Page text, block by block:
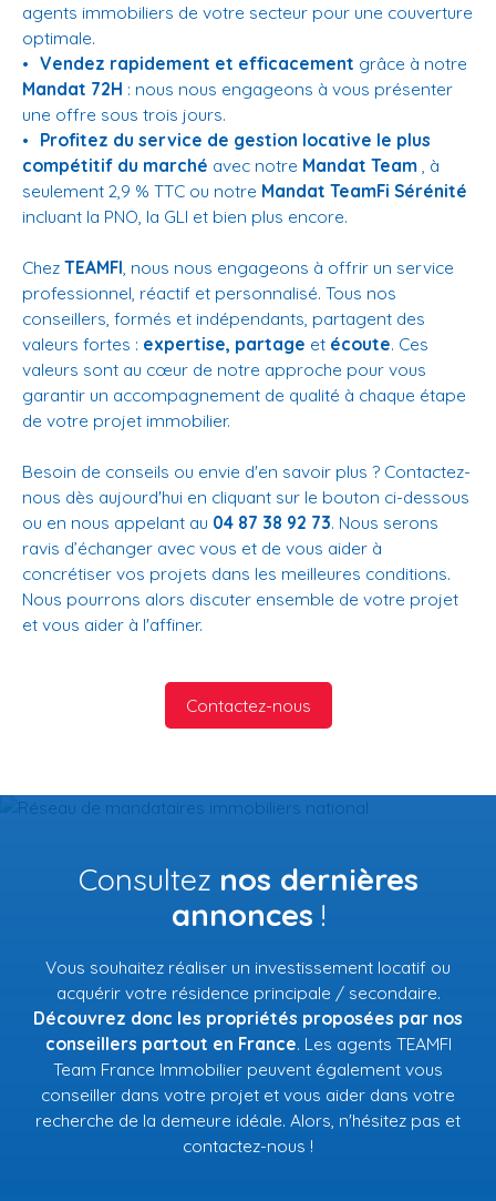
agents immobiliers de votre secteur pour une couverture
optimale.
Vendez rapidement et efficacement grâce à notre
Mandat 72H : nous nous engageons à vous présenter
une offre sous trois jours.
Profitez du service de gestion locative le plus
compétitif du marché avec notre Mandat Team , à
seulement 2,9 % TTC ou notre Mandat TeamFi Sérénité
incluant la PNO, la GLI et bien plus encore.
Chez TEAMFI, nous nous engageons à offrir un service
professionnel, réactif et personnalisé. Tous nos
conseillers, formés et indépendants, partagent des
valeurs fortes : expertise, partage et écoute. Ces
valeurs sont au cœur de notre approche pour vous
garantir un accompagnement de qualité à chaque étape
de votre projet immobilier.
Besoin de conseils ou envie d'en savoir plus ? Contactez-
nous dès aujourd'hui en cliquant sur le bouton ci-dessous
ou en nous appelant au 04 87 38 92 73. Nous serons
ravis d’échanger avec vous et de vous aider à
concrétiser vos projets dans les meilleures conditions.
Nous pourrons alors discuter ensemble de votre projet
et vous aider à l'affiner.
Contactez-nous
Consultez nos dernières
annonces !
Vous souhaitez réaliser un investissement locatif ou
acquérir votre résidence principale / secondaire.
Découvrez donc les propriétés proposées par nos
conseillers partout en France. Les agents TEAMFI
Team France Immobilier peuvent également vous
conseiller dans votre projet et vous aider dans votre
recherche de la demeure idéale. Alors, n'hésitez pas et
contactez-nous !